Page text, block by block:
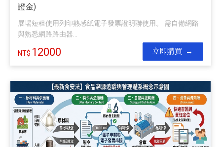
證金)
展場短租使用列印熱感紙電子發票證明聯使用。 需自備網路
與熟悉網路路由器...
12000 立即購買